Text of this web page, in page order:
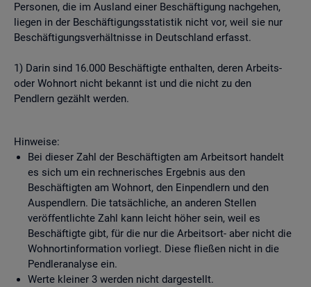
Personen, die im Ausland einer Beschäftigung nachgehen,
liegen in der Beschäftigungsstatistik nicht vor, weil sie nur
Beschäftigungsverhältnisse in Deutschland erfasst.
1) Darin sind 16.000 Beschäftigte enthalten, deren Arbeits-
oder Wohnort nicht bekannt ist und die nicht zu den
Pendlern gezählt werden.
Hinweise:
Bei dieser Zahl der Beschäftigten am Arbeitsort handelt
es sich um ein rechnerisches Ergebnis aus den
Beschäftigten am Wohnort, den Einpendlern und den
Auspendlern. Die tatsächliche, an anderen Stellen
veröffentlichte Zahl kann leicht höher sein, weil es
Beschäftigte gibt, für die nur die Arbeitsort- aber nicht die
Wohnortinformation vorliegt. Diese fließen nicht in die
Pendleranalyse ein.
Werte kleiner 3 werden nicht dargestellt.